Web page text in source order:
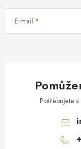
E-mail
Potřebujete